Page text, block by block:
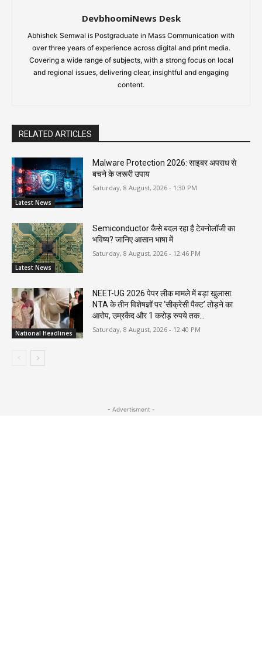
DevbhoomiNews Desk
Abhishek Semwal is Postgraduate in Mass Communication with
over three years of experience across digital and print media.
Covering a wide range of subjects, with a strong focus on local
and regional issues, delivering clear, insightful and engaging
content.
RELATED ARTICLES
Latest News
Malware Protection 2026: साइबर अपराध से
बचने के जरूरी उपाय
Saturday, 8 August, 2026 - 1:30 PM
Latest News
Semiconductor कैसे बदल रहा है टेक्नोलॉजी का
भविष्य? जानिए आसान भाषा में
Saturday, 8 August, 2026 - 12:46 PM
National Headlines
NEET-UG 2026 पेपर लीक मामले में बड़ा खुलासा:
NTA के तीन विशेषज्ञों पर ‘सीक्रेसी पैक्ट’ तोड़ने का
आरोप, उम्रकैद और 1 करोड़ रुपये तक...
Saturday, 8 August, 2026 - 12:40 PM
- Advertisment -